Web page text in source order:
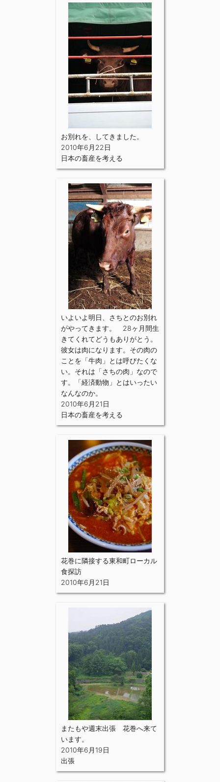
お別れを、してきました。
2010年6月22日
日本の畜産を考える
いよいよ明日、さちとのお別れ
がやってきます。 28ヶ月間生
きてくれてどうもありがとう。
彼女は肉になります。その肉の
ことを「牛肉」とは呼びたくな
い。それは「さちの肉」なので
す。「経済動物」とはいったい
なんなのか。
2010年6月21日
日本の畜産を考える
花巻に隣接する東和町ローカル
食探訪
2010年6月21日
またもや週末出張 花巻へ来て
います。
2010年6月19日
出張